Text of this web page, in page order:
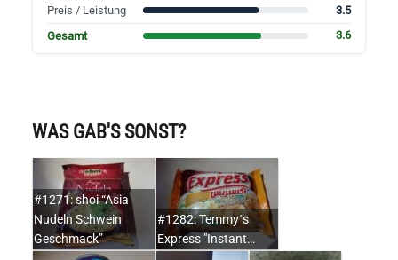
Preis / Leistung
3.5
Gesamt
3.6
WAS GAB'S SONST?
#1271: shoi “Asia
Nudeln Schwein
Geschmack”
#1282: Temmy´s
Express "Instant…